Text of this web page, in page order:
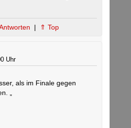
| ⇑ Top
Uhr
als im Finale gegen
„